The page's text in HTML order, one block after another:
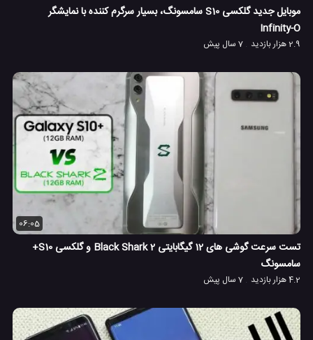
موبایل جدید گلکسی S10 سامسونگ، بسیار سرگرم کننده با نمایشگر
Infinity-O
2.9 هزار بازدید 7 سال پیش
06:05
تست سرعت گوشی های 12 گیگابایتی Black Shark 2 و گلکسی S10+
سامسونگ
4.2 هزار بازدید 7 سال پیش